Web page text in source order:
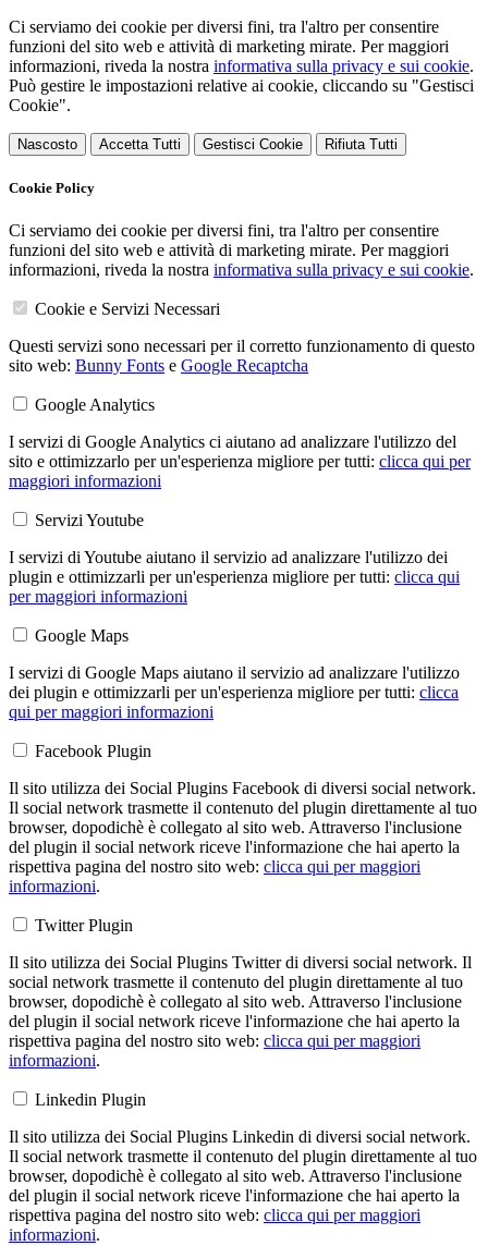
Ci serviamo dei cookie per diversi fini, tra l'altro per consentire
funzioni del sito web e attività di marketing mirate. Per maggiori
informazioni, riveda la nostra informativa sulla privacy e sui cookie.
Può gestire le impostazioni relative ai cookie, cliccando su "Gestisci
Cookie".
Nascosto Accetta Tutti Gestisci Cookie Rifiuta Tutti
Cookie Policy
Ci serviamo dei cookie per diversi fini, tra l'altro per consentire
funzioni del sito web e attività di marketing mirate. Per maggiori
informazioni, riveda la nostra informativa sulla privacy e sui cookie.
Cookie e Servizi Necessari
Questi servizi sono necessari per il corretto funzionamento di questo
sito web: Bunny Fonts e Google Recaptcha
Google Analytics
I servizi di Google Analytics ci aiutano ad analizzare l'utilizzo del
sito e ottimizzarlo per un'esperienza migliore per tutti: clicca qui per
maggiori informazioni
Servizi Youtube
I servizi di Youtube aiutano il servizio ad analizzare l'utilizzo dei
plugin e ottimizzarli per un'esperienza migliore per tutti: clicca qui
per maggiori informazioni
Google Maps
I servizi di Google Maps aiutano il servizio ad analizzare l'utilizzo
dei plugin e ottimizzarli per un'esperienza migliore per tutti: clicca
qui per maggiori informazioni
Facebook Plugin
Il sito utilizza dei Social Plugins Facebook di diversi social network.
Il social network trasmette il contenuto del plugin direttamente al tuo
browser, dopodichè è collegato al sito web. Attraverso l'inclusione
del plugin il social network riceve l'informazione che hai aperto la
rispettiva pagina del nostro sito web: clicca qui per maggiori
informazioni.
Twitter Plugin
Il sito utilizza dei Social Plugins Twitter di diversi social network. Il
social network trasmette il contenuto del plugin direttamente al tuo
browser, dopodichè è collegato al sito web. Attraverso l'inclusione
del plugin il social network riceve l'informazione che hai aperto la
rispettiva pagina del nostro sito web: clicca qui per maggiori
informazioni.
Linkedin Plugin
Il sito utilizza dei Social Plugins Linkedin di diversi social network.
Il social network trasmette il contenuto del plugin direttamente al tuo
browser, dopodichè è collegato al sito web. Attraverso l'inclusione
del plugin il social network riceve l'informazione che hai aperto la
rispettiva pagina del nostro sito web: clicca qui per maggiori
informazioni.